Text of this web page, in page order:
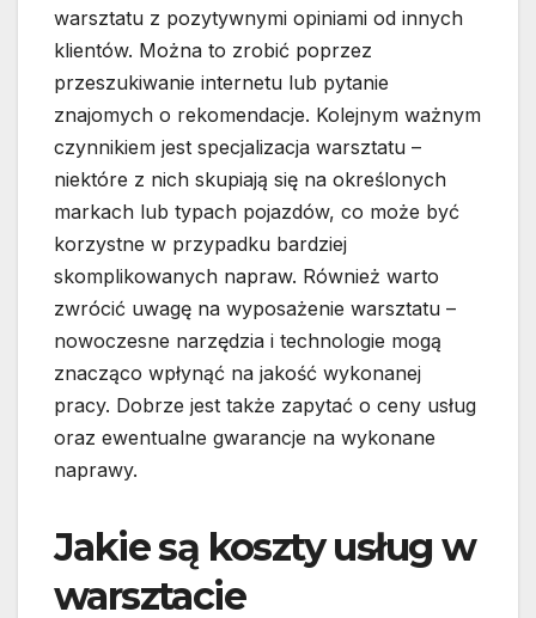
warsztatu z pozytywnymi opiniami od innych
klientów. Można to zrobić poprzez
przeszukiwanie internetu lub pytanie
znajomych o rekomendacje. Kolejnym ważnym
czynnikiem jest specjalizacja warsztatu –
niektóre z nich skupiają się na określonych
markach lub typach pojazdów, co może być
korzystne w przypadku bardziej
skomplikowanych napraw. Również warto
zwrócić uwagę na wyposażenie warsztatu –
nowoczesne narzędzia i technologie mogą
znacząco wpłynąć na jakość wykonanej
pracy. Dobrze jest także zapytać o ceny usług
oraz ewentualne gwarancje na wykonane
naprawy.
Jakie są koszty usług w
warsztacie